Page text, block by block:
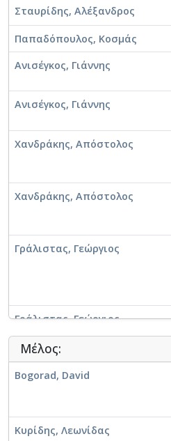
Σταυρίδης, Αλέξανδρος
Παπαδόπουλος, Κοσμάς
Ανισέγκος, Γιάννης
Ανισέγκος, Γιάννης
Χανδράκης, Απόστολος
Χανδράκης, Απόστολος
Γράλιστας, Γεώργιος
Γράλιστας, Γεώργιος
Μέλος:
Bogorad, David
Κυρίδης, Λεωνίδας